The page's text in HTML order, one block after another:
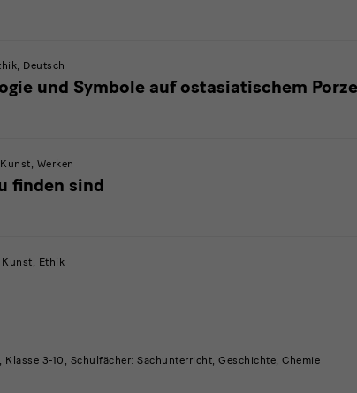
Deutsch
und Symbole auf ostasiatischem
Werken
finden sind
Kunst, Ethik
3-10, Schulfächer: Sachunterricht, Geschichte, Chemie